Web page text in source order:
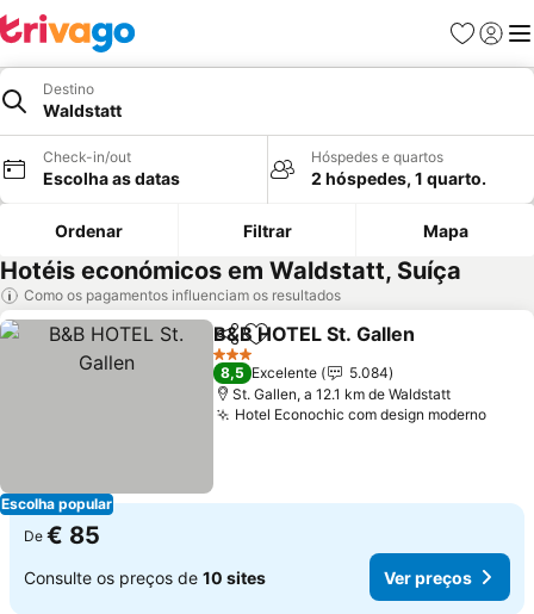
Favoritos
Iniciar
Destino
Waldstatt
Check-in/out
Escolha as datas
Hóspedes e quartos
2 hóspedes, 1 quarto.
Ordenar Filtrar Mapa
Hotéis económicos em Waldstatt, Suíça
Como os pagamentos influenciam os resultados
Escolha popular
PartilharAdicionar aos favoritos
B&B HOTEL St. Gallen
3 Estrelas
8,5 Excelente
5.084
St. Gallen, a 12.1 km de Waldstatt
Hotel Econochic com design modernoVer
De € 85
Consulte os preços de 10 sites Ver preços